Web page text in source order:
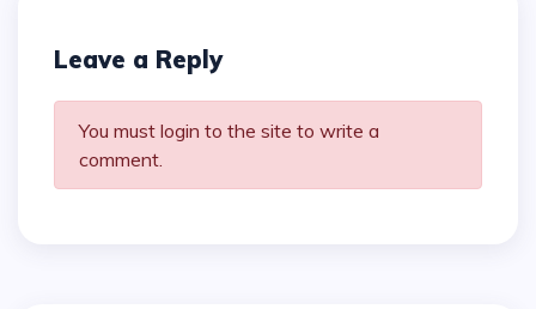
Leave a Reply
You must login to the site to write a
comment.